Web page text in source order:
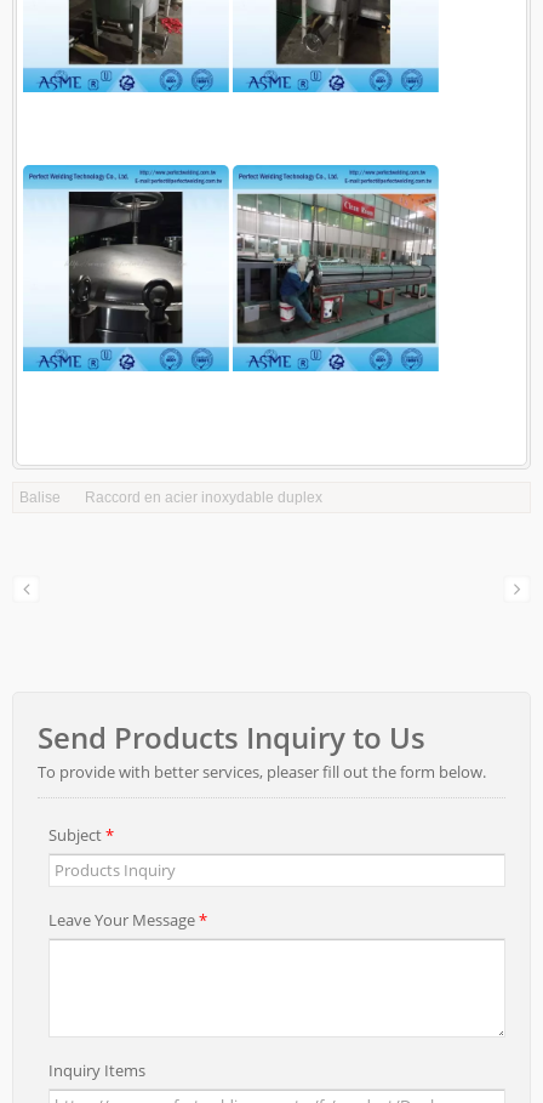
Balise Raccord en acier inoxydable duplex